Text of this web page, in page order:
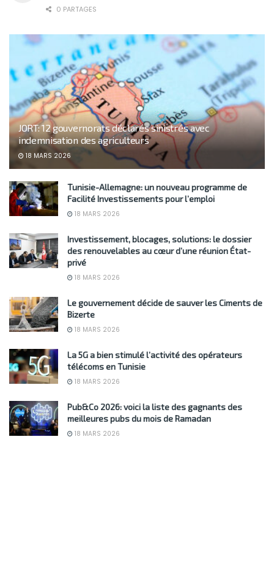
0 PARTAGES
JORT: 12 gouvernorats déclarés sinistrés avec
indemnisation des agriculteurs
18 MARS 2026
Tunisie-Allemagne: un nouveau programme de
Facilité Investissements pour l’emploi
18 MARS 2026
Investissement, blocages, solutions: le dossier
des renouvelables au cœur d’une réunion État-
privé
18 MARS 2026
Le gouvernement décide de sauver les Ciments de
Bizerte
18 MARS 2026
La 5G a bien stimulé l’activité des opérateurs
télécoms en Tunisie
18 MARS 2026
Pub&Co 2026: voici la liste des gagnants des
meilleures pubs du mois de Ramadan
18 MARS 2026